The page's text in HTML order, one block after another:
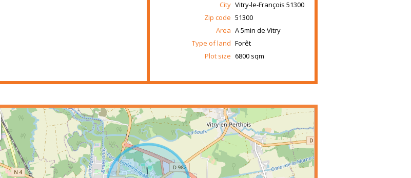
City Vitry-le-François 51300
Zip code 51300
Area A 5min de Vitry
Type of land Forêt
Plot size 6800 sqm